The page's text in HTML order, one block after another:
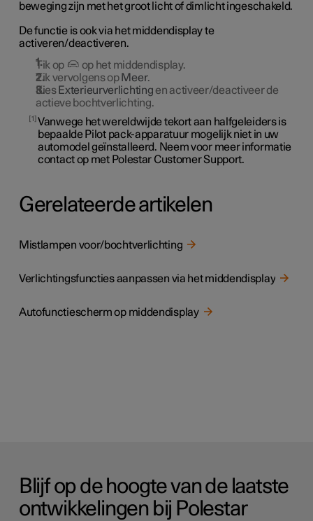
beweging zijn met het groot licht of dimlicht ingeschakeld.
De functie is ook via het middendisplay te
activeren/deactiveren.
Tik op
op het middendisplay.
Tik vervolgens op Meer.
Kies Exterieurverlichting en activeer/deactiveer de
actieve bochtverlichting.
1 Vanwege het wereldwijde tekort aan halfgeleiders is
bepaalde Pilot pack-apparatuur mogelijk niet in uw
automodel geïnstalleerd. Neem voor meer informatie
contact op met Polestar Customer Support.
Gerelateerde artikelen
Mistlampen voor/bochtverlichting
Verlichtingsfuncties aanpassen via het middendisplay
Autofunctiescherm op middendisplay
Blijf op de hoogte van de laatste
ontwikkelingen bij Polestar